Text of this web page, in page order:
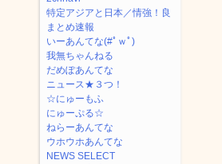
特定アジアと日本／情強！良
まとめ速報
いーあんてな(#ﾟｗﾟ)
我無ちゃんねる
だめぽあんてな
ニュース★３つ！
☆にゅーもふ
にゅーぷる☆
ねらーあんてな
ウホウホあんてな
NEWS SELECT